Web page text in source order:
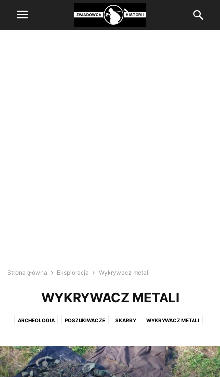
Strona główna Eksploracja Wykrywacz metali
WYKRYWACZ METALI
ARCHEOLOGIA POSZUKIWACZE SKARBY WYKRYWACZ METALI